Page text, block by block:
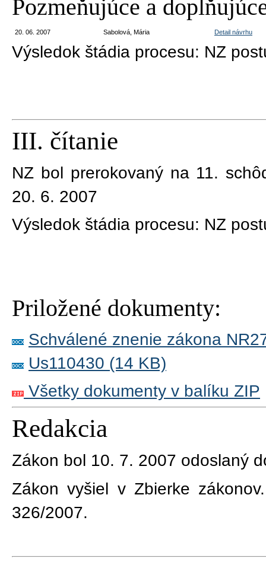
Pozmeňujúce a
20. 06. 2007 Sabolová, Mária Detail návrhu
Výsledok štádia procesu: NZ
III. čítanie
NZ bol prerokovaný na 11.
20. 6. 2007
Výsledok štádia procesu: NZ
Priložené dokumenty:
Schválené znenie zákona
Us110430 (14 KB)
Všetky dokumenty v balíku ZIP
Redakcia
Zákon bol 10. 7. 2007 odoslaný
Zákon vyšiel v Zbierke zákonov.
326/2007.